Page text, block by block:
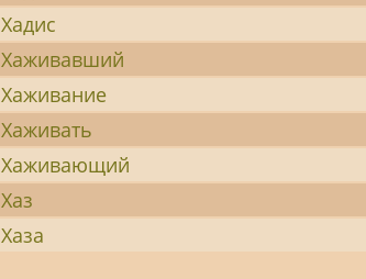
Хадис
Хаживавший
Хаживание
Хаживать
Хаживающий
Хаз
Хаза